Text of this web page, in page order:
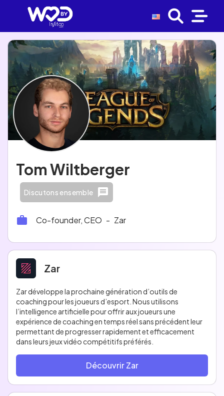
Tom Wiltberger
Discutons ensemble
Co-founder, CEO - Zar
Zar
Zar développe la prochaine génération d’outils de
coaching pour les joueurs d’esport. Nous utilisons
l’intelligence artificielle pour offrir aux joueurs une
expérience de coaching en temps réel sans précédent leur
permettant de progresser rapidement et efficacement
dans leurs jeux vidéo compétitifs préférés.
Découvrir Zar